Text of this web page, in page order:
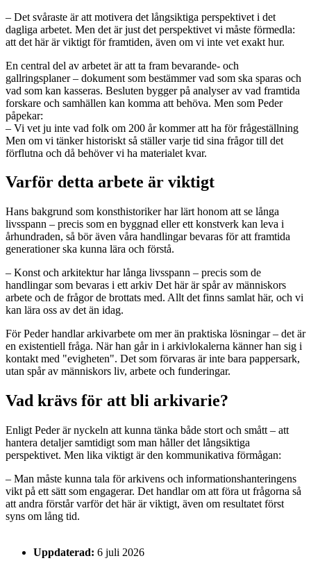
– Det svåraste är att motivera det långsiktiga perspektivet i det
dagliga arbetet. Men det är just det perspektivet vi måste förmedla:
att det här är viktigt för framtiden, även om vi inte vet exakt hur.
En central del av arbetet är att ta fram bevarande- och
gallringsplaner – dokument som bestämmer vad som ska sparas och
vad som kan kasseras. Besluten bygger på analyser av vad framtida
forskare och samhällen kan komma att behöva. Men som Peder
påpekar:
– Vi vet ju inte vad folk om 200 år kommer att ha för frågeställning
Men om vi tänker historiskt så ställer varje tid sina frågor till det
förflutna och då behöver vi ha materialet kvar.
Varför detta arbete är viktigt
Hans bakgrund som konsthistoriker har lärt honom att se långa
livsspann – precis som en byggnad eller ett konstverk kan leva i
århundraden, så bör även våra handlingar bevaras för att framtida
generationer ska kunna lära och förstå.
– Konst och arkitektur har långa livsspann – precis som de
handlingar som bevaras i ett arkiv Det här är spår av människors
arbete och de frågor de brottats med. Allt det finns samlat här, och vi
kan lära oss av det än idag.
För Peder handlar arkivarbete om mer än praktiska lösningar – det är
en existentiell fråga. När han går in i arkivlokalerna känner han sig i
kontakt med "evigheten". Det som förvaras är inte bara pappersark,
utan spår av människors liv, arbete och funderingar.
Vad krävs för att bli arkivarie?
Enligt Peder är nyckeln att kunna tänka både stort och smått – att
hantera detaljer samtidigt som man håller det långsiktiga
perspektivet. Men lika viktigt är den kommunikativa förmågan:
– Man måste kunna tala för arkivens och informationshanteringens
vikt på ett sätt som engagerar. Det handlar om att föra ut frågorna så
att andra förstår varför det här är viktigt, även om resultatet först
syns om lång tid.
Uppdaterad: 6 juli 2026